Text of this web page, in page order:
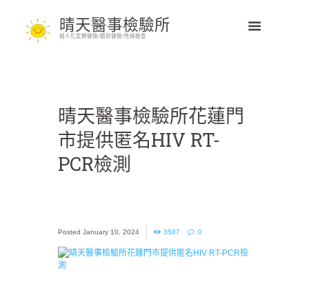
晴天醫事檢驗所
個人化定期健檢/婚前健檢/性病檢查
晴天醫事檢驗所花蓮門
市提供匿名HIV RT-
PCR檢測
January 10, 2024 3587 0